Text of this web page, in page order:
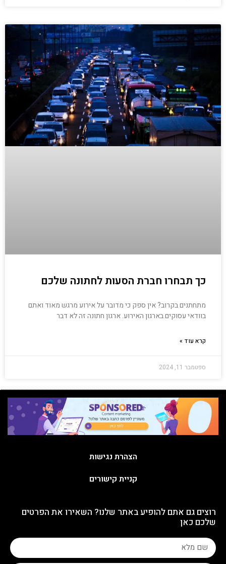
כך תבחרו חברת הסעות לחתונה שלכם
מתחתנים בקרוב? אין ספק כי מדובר על אירוע מרגש מאוד ואתם
בוודאי עסוקים בארגון האירוע. ארגון חתונה זה לא דבר
קרא עוד »
ספטמבר 11, 2024
הצהרת נגישות
קניית קישורים
רוצים גם אתם להופיע באתר שלנו? השאירו את הפרטים
שלכם כאן